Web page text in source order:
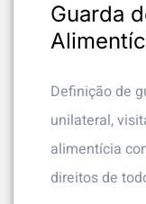
Guarda
Definição de
unilateral,
alimentícia
direitos de